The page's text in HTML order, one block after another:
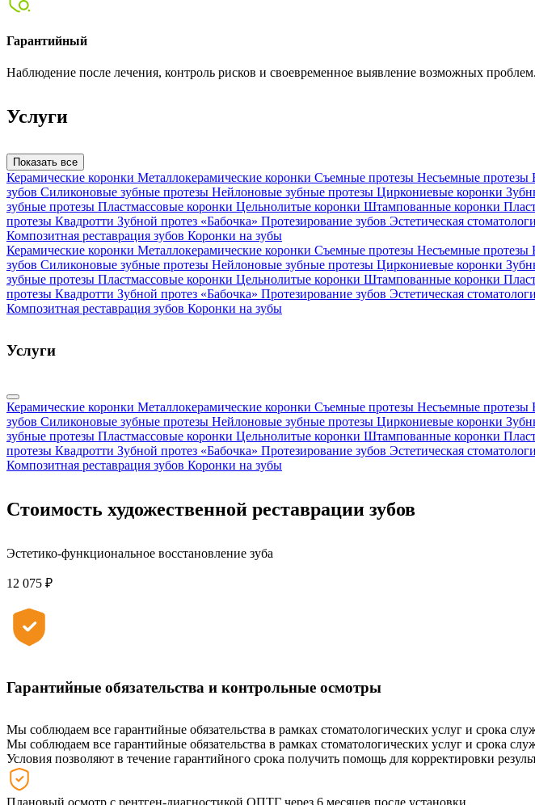
Гарантийный
Наблюдение после лечения, контроль рисков и своевременное выявление возможных проблем.
Услуги
Показать все
Керамические коронки Металлокерамические коронки Съемные протезы Несъемные протезы
зубов Силиконовые зубные протезы Нейлоновые зубные протезы Циркониевые коронки
зубные протезы Пластмассовые коронки Цельнолитые коронки Штампованные коронки
протезы Квадротти Зубной протез «Бабочка» Протезирование зубов Эстетическая
Композитная реставрация зубов Коронки на зубы
Керамические коронки Металлокерамические коронки Съемные протезы Несъемные протезы
зубов Силиконовые зубные протезы Нейлоновые зубные протезы Циркониевые коронки
зубные протезы Пластмассовые коронки Цельнолитые коронки Штампованные коронки
протезы Квадротти Зубной протез «Бабочка» Протезирование зубов Эстетическая
Композитная реставрация зубов Коронки на зубы
Услуги
Керамические коронки Металлокерамические коронки Съемные протезы Несъемные протезы
зубов Силиконовые зубные протезы Нейлоновые зубные протезы Циркониевые коронки
зубные протезы Пластмассовые коронки Цельнолитые коронки Штампованные коронки
протезы Квадротти Зубной протез «Бабочка» Протезирование зубов Эстетическая
Композитная реставрация зубов Коронки на зубы
Стоимость художественной реставрации зубов
Эстетико-функциональное восстановление зуба
12 075 ₽
Гарантийные обязательства и контрольные осмотры
Мы соблюдаем все гарантийные обязательства в рамках стоматологических услуг и срока
Мы соблюдаем все гарантийные обязательства в рамках стоматологических услуг и срока
Условия позволяют в течение гарантийного срока получить помощь для корректировки
Плановый осмотр с рентген-диагностикой ОПТГ через 6 месяцев после установки.